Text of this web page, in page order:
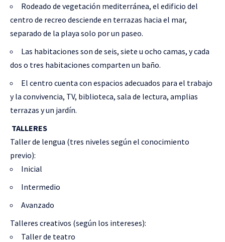
Rodeado de vegetación mediterránea, el edificio del
centro de recreo desciende en terrazas hacia el mar,
separado de la playa solo por un paseo.
Las habitaciones son de seis, siete u ocho camas, y cada
dos o tres habitaciones comparten un baño.
El centro cuenta con espacios adecuados para el trabajo
y la convivencia, TV, biblioteca, sala de lectura, amplias
terrazas y un jardín.
TALLERES
Taller de lengua (tres niveles según el conocimiento
previo):
Inicial
Intermedio
Avanzado
Talleres creativos (según los intereses):
Taller de teatro